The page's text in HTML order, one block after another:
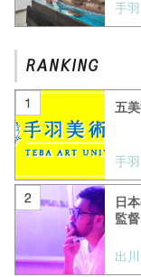
手
五
手
日
監
出